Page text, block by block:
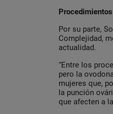
Por su parte,
Complejidad,
actualidad.
“Entre los
pero la
mujeres que,
la punción
que afecten a